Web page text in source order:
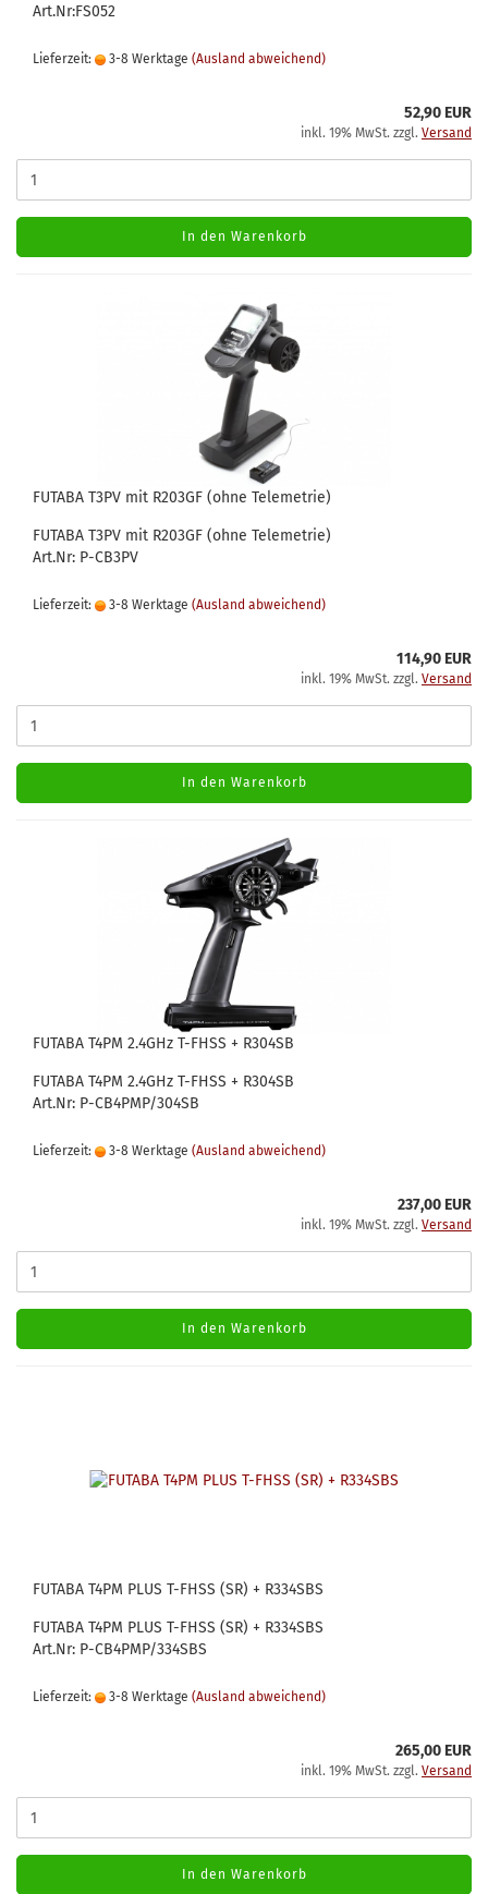
Art.Nr:FS052
Lieferzeit: 3-8 Werktage (Ausland abweichend)
52,90 EUR
inkl. 19% MwSt. zzgl. Versand
In den Warenkorb
FUTABA T3PV mit R203GF (ohne Telemetrie)
FUTABA T3PV mit R203GF (ohne Telemetrie)
Art.Nr: P-CB3PV
Lieferzeit: 3-8 Werktage (Ausland abweichend)
114,90 EUR
inkl. 19% MwSt. zzgl. Versand
In den Warenkorb
FUTABA T4PM 2.4GHz T-FHSS + R304SB
FUTABA T4PM 2.4GHz T-FHSS + R304SB
Art.Nr: P-CB4PMP/304SB
Lieferzeit: 3-8 Werktage (Ausland abweichend)
237,00 EUR
inkl. 19% MwSt. zzgl. Versand
In den Warenkorb
FUTABA T4PM PLUS T-FHSS (SR) + R334SBS
FUTABA T4PM PLUS T-FHSS (SR) + R334SBS
Art.Nr: P-CB4PMP/334SBS
Lieferzeit: 3-8 Werktage (Ausland abweichend)
265,00 EUR
inkl. 19% MwSt. zzgl. Versand
In den Warenkorb